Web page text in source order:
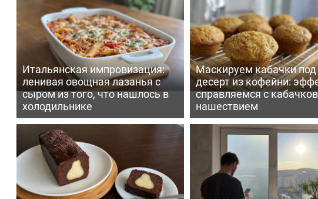
Итальянская импровизация:
ленивая овощная лазанья с
сыром из того, что нашлось в
холодильнике
Маскируем кабачки под
десерт из кофейни:
справляемся с
нашествием